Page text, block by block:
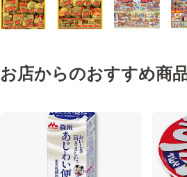
お店からのおすすめ商